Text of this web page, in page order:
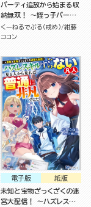
パーティ追放から始まる収
納無双！ ～姪っ子パーテ
ィといく最強ハーレム成り
上がり～
くーねるでぶる（戒め） 紺藤
ココン
紙版
電子版
未知と宝物ざっくざくの迷
宮大配信！ ～ハズレスキ